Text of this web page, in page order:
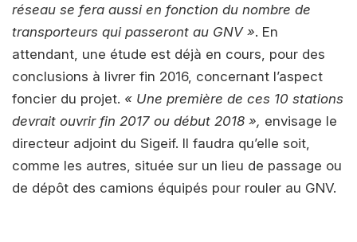
réseau se fera aussi en fonction du nombre de
transporteurs qui passeront au GNV ». En
attendant, une étude est déjà en cours, pour des
conclusions à livrer fin 2016, concernant l’aspect
foncier du projet. « Une première de ces 10 stations
devrait ouvrir fin 2017 ou début 2018 », envisage le
directeur adjoint du Sigeif. Il faudra qu’elle soit,
comme les autres, située sur un lieu de passage ou
de dépôt des camions équipés pour rouler au GNV.